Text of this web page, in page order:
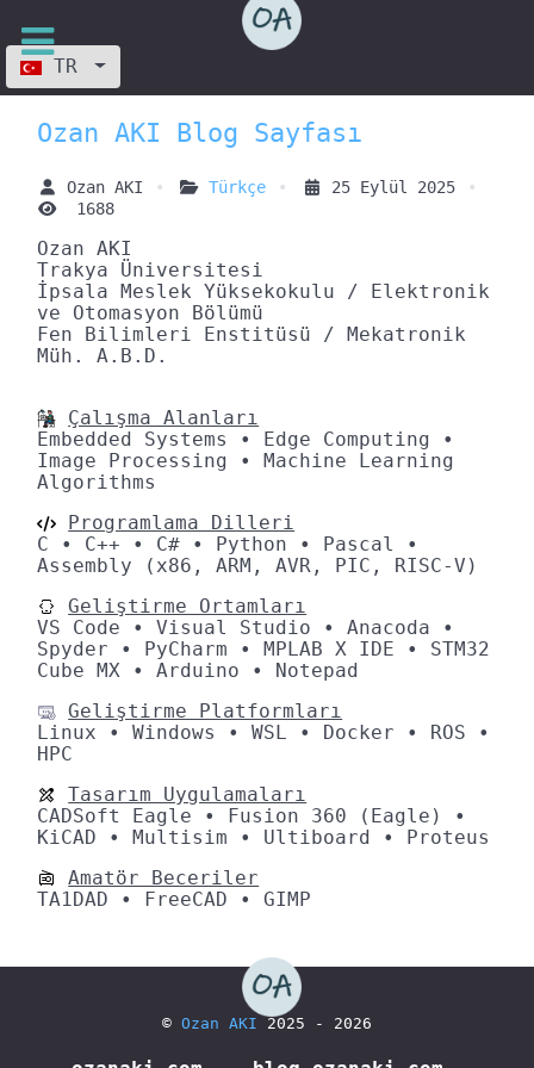
Dilinizi seçin
TR
Ozan AKI Blog Sayfası
Ozan AKI Türkçe
25 Eylül 2025
1688
Ozan AKI
Trakya Üniversitesi
İpsala Meslek Yüksekokulu / Elektronik
ve Otomasyon Bölümü
Fen Bilimleri Enstitüsü / Mekatronik
Müh. A.B.D.
Çalışma Alanları
Embedded Systems • Edge Computing •
Image Processing • Machine Learning
Algorithms
Programlama Dilleri
C • C++ • C# • Python • Pascal •
Assembly (x86, ARM, AVR, PIC, RISC-V)
Geliştirme Ortamları
VS Code • Visual Studio • Anacoda •
Spyder • PyCharm • MPLAB X IDE • STM32
Cube MX • Arduino • Notepad
Geliştirme Platformları
Linux • Windows • WSL • Docker • ROS •
HPC
Tasarım Uygulamaları
CADSoft Eagle • Fusion 360 (Eagle) •
KiCAD • Multisim • Ultiboard • Proteus
Amatör Beceriler
TA1DAD • FreeCAD • GIMP
© Ozan AKI 2025 - 2026